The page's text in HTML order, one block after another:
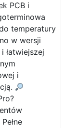
PCB i
temperatury
w wersji
łatwiejszej
i